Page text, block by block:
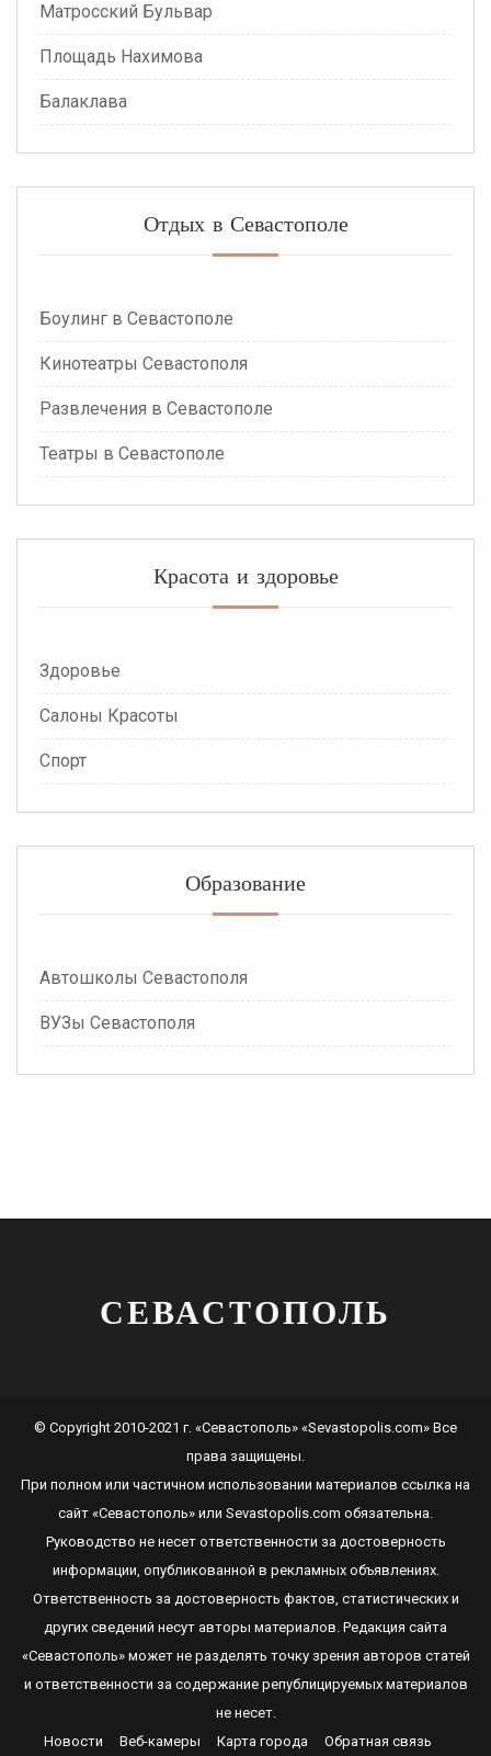
Матросский Бульвар
Площадь Нахимова
Балаклава
Отдых в Севастополе
Боулинг в Севастополе
Кинотеатры Севастополя
Развлечения в Севастополе
Театры в Севастополе
Красота и здоровье
Здоровье
Салоны Красоты
Спорт
Образование
Автошколы Севастополя
ВУЗы Севастополя
СЕВАСТОПОЛЬ
© Copyright 2010-2021 г. «Севастополь» «Sevastopolis.com» Все
права защищены.
При полном или частичном использовании материалов ссылка на
сайт «Севастополь» или Sevastopolis.com обязательна.
Руководство не несет ответственности за достоверность
информации, опубликованной в рекламных объявлениях.
Ответственность за достоверность фактов, статистических и
других сведений несут авторы материалов. Редакция сайта
«Севастополь»может не разделять точку зрения авторов статей
и ответственности за содержание републицируемых материалов
не несет.
Новости
Веб-камеры Карта города Обратная связь